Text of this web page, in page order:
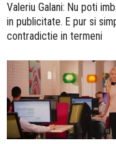
Valeriu Galani: Nu poti
in publicitate. E pur si
contradictie in termeni